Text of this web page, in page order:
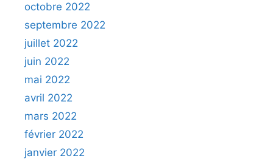
octobre 2022
septembre 2022
juillet 2022
juin 2022
mai 2022
avril 2022
mars 2022
février 2022
janvier 2022